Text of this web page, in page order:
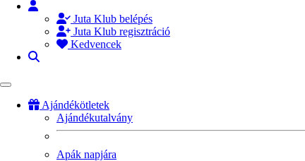
Juta Klub belépés
Juta Klub regisztráció
Kedvencek
Ajándékötletek
Ajándékutalvány
Apák napjára